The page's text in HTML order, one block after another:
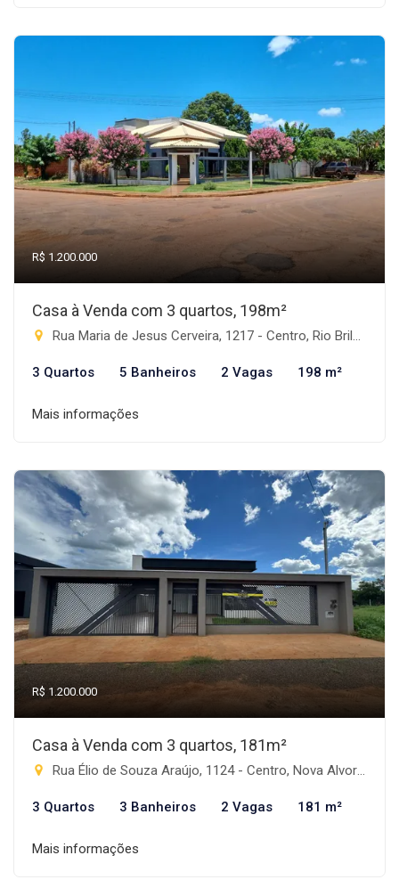
R$ 1.200.000
Casa à Venda com 3 quartos, 198m²
Rua Maria de Jesus Cerveira, 1217 - Centro, Rio Brilhante-MS
3 Quartos 5 Banheiros 2 Vagas 198 m²
Mais informações
R$ 1.200.000
Casa à Venda com 3 quartos, 181m²
Rua Élio de Souza Araújo, 1124 - Centro, Nova Alvorada do Sul-MS
3 Quartos 3 Banheiros 2 Vagas 181 m²
Mais informações